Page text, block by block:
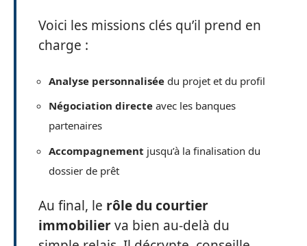
Voici les missions clés qu’il prend en
charge :
Analyse personnalisée du projet et du profil
Négociation directe avec les banques
partenaires
Accompagnement jusqu’à la finalisation du
dossier de prêt
Au final, le rôle du courtier
immobilierva bien au-delà du